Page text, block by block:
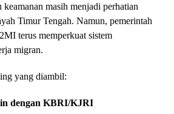
masih menjadi perhatian
Timur Tengah. Namun, pemerintah
terus memperkuat sistem
migran.
yang diambil:
dengan KBRI/KJRI